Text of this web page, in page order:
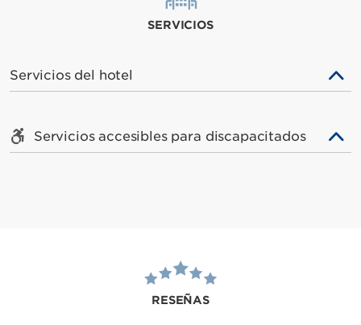
SERVICIOS
Servicios del hotel
Servicios accesibles para discapacitados
RESEÑAS